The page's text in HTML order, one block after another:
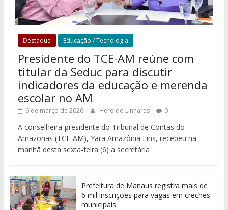
Destaque Educação / Tecnologia
Presidente do TCE-AM reúne com
titular da Seduc para discutir
indicadores da educação e merenda
escolar no AM
6 de março de 2026 Heroldo Linhares 0
A conselheira-presidente do Tribunal de Contas do
Amazonas (TCE-AM), Yara Amazônia Lins, recebeu na
manhã desta sexta-feira (6) a secretária
Prefeitura de Manaus registra mais de
6 mil inscrições para vagas em creches
municipais